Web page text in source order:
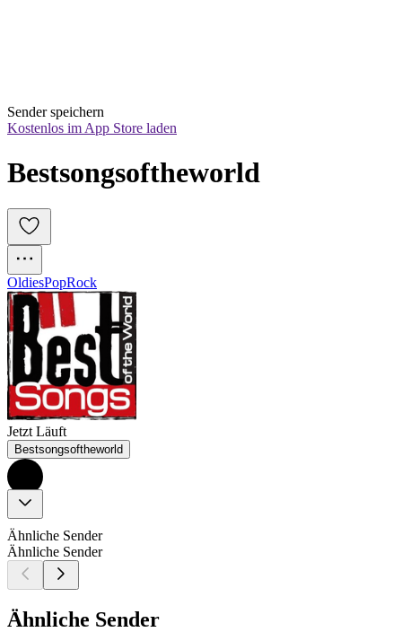
Sender speichern
Kostenlos im App Store laden
Bestsongsoftheworld
OldiesPopRock
Jetzt Läuft
Bestsongsoftheworld
Ähnliche Sender
Ähnliche Sender
Ähnliche Sender